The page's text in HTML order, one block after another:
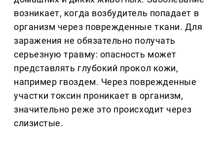
возникает, когда возбудитель попадает в
организм через поврежденные ткани. Для
заражения не обязательно получать
серьезную травму: опасность может
представлять глубокий прокол кожи,
например гвоздем. Через поврежденные
участки токсин проникает в организм,
значительно реже это происходит через
слизистые.